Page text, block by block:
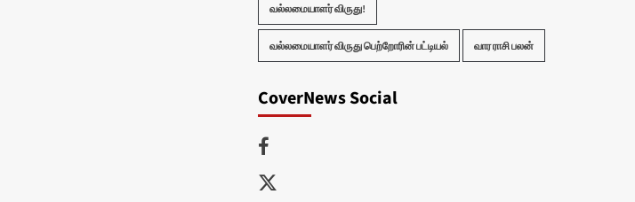
வல்லமையாளர் விருது!
வல்லமையாளர் விருது பெற்றோரின் பட்டியல் வார ராசி பலன்
CoverNews Social
Facebook
Twitter